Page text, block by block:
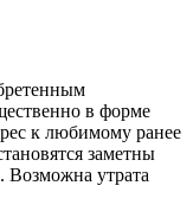
в форме
к любимому ранее
заметны
Возможна утрата